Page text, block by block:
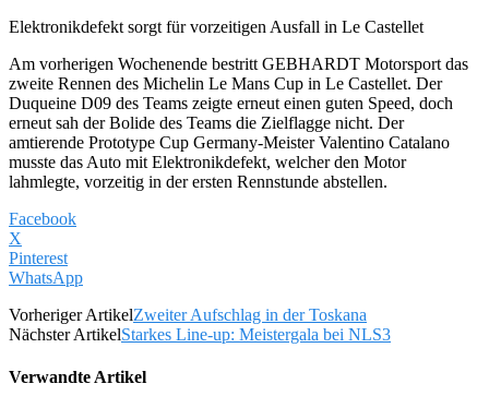
Elektronikdefekt sorgt für vorzeitigen Ausfall in Le Castellet
Am vorherigen Wochenende bestritt GEBHARDT Motorsport das
zweite Rennen des Michelin Le Mans Cup in Le Castellet. Der
Duqueine D09 des Teams zeigte erneut einen guten Speed, doch
erneut sah der Bolide des Teams die Zielflagge nicht. Der
amtierende Prototype Cup Germany-Meister Valentino Catalano
musste das Auto mit Elektronikdefekt, welcher den Motor
lahmlegte, vorzeitig in der ersten Rennstunde abstellen.
Facebook
X
Pinterest
WhatsApp
Vorheriger ArtikelZweiter Aufschlag in der Toskana
Nächster ArtikelStarkes Line-up: Meistergala bei NLS3
Verwandte Artikel